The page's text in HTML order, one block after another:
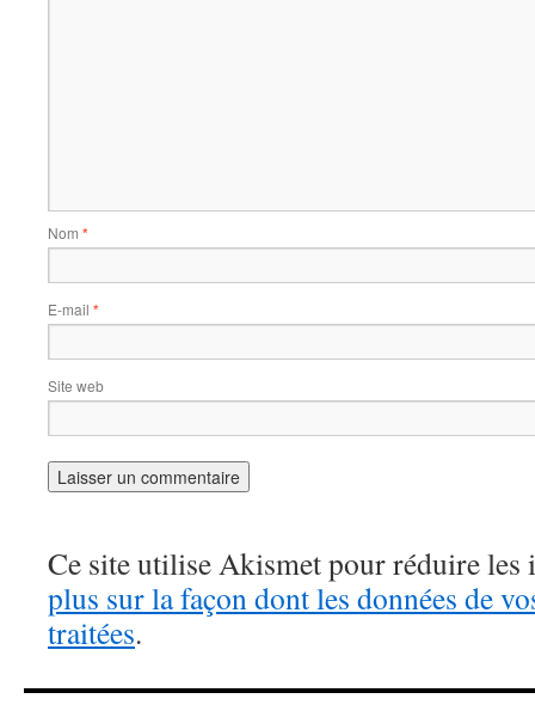
Nom *
E-mail *
Site web
Ce site utilise Akismet pour réduire les
plus sur la façon dont les données de
traitées.